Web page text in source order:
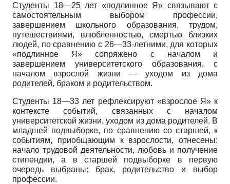
Студенты 18—25 лет «подлинное Я» связывают с
самостоятельным выбором профессии,
завершением школьного образования, трудом,
путешествиями, влюбленностью, смертью близких
людей, по сравнению с 26—33-летними, для которых
«подлинное Я» сопряжено с началом и
завершением университетского образования, с
началом взрослой жизни — уходом из дома
родителей, браком и родительством.
Студенты 18—33 лет рефлексируют «взрослое Я» к
контексте событий, связанных с началом
университетской жизни, уходом из дома родителей. В
младшей подвыборке, по сравнению со старшей, к
событиям, приобщающим к взрослости, отнесены:
начало трудовой деятельности, любовь и получение
стипендии, а в старшей подвыборке в первую
очередь выбраны: брак, родительство и выбор
профессии.